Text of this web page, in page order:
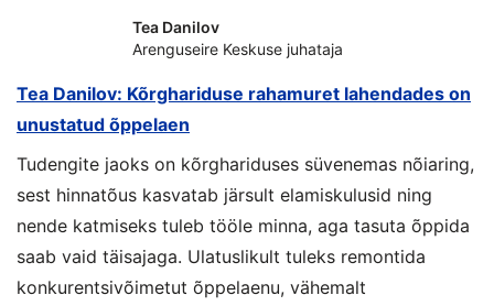
Tea Danilov: Kõrghariduse rahamuret lahendades on
unustatud õppelaen
Tudengite jaoks on kõrghariduses süvenemas nõiaring,
sest hinnatõus kasvatab järsult elamiskulusid ning
nende katmiseks tuleb tööle minna, aga tasuta õppida
saab vaid täisajaga. Ulatuslikult tuleks remontida
konkurentsivõimetut õppelaenu, vähemalt
Tea Danilov
Arenguseire Keskuse juhataja